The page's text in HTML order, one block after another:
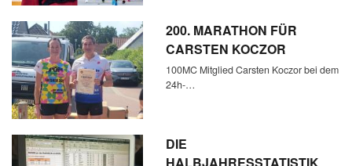
200. MARATHON FÜR
CARSTEN KOCZOR
100MC Mitglied Carsten Koczor bei dem
24h-…
DIE